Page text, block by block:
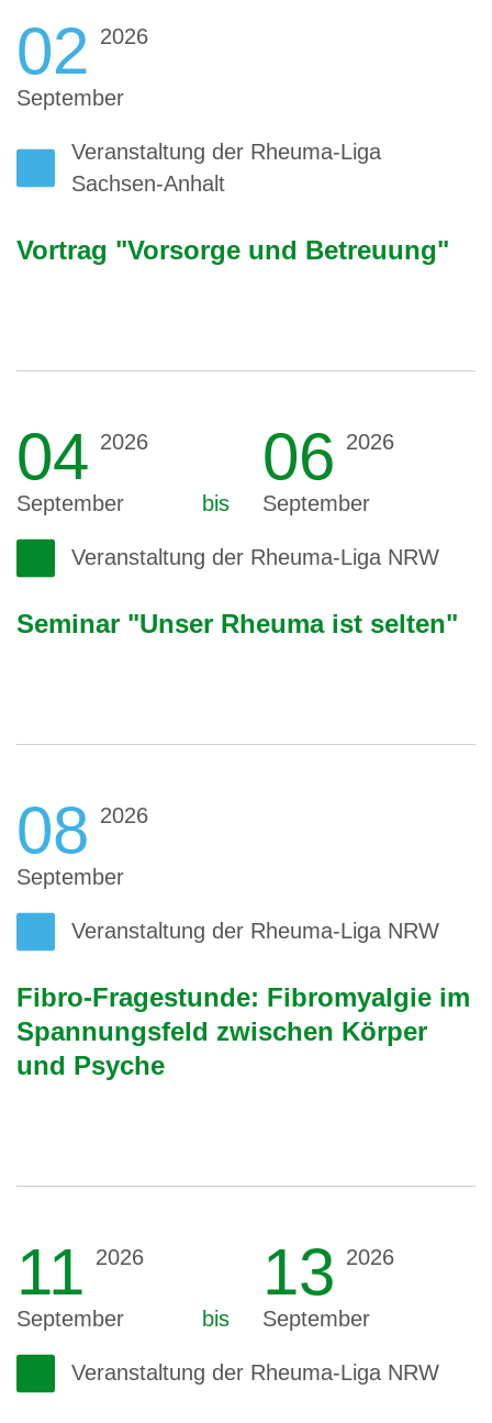
02 2026
September
Veranstaltung der Rheuma-Liga
Sachsen-Anhalt
Vortrag "Vorsorge und Betreuung"
04 2026
September bis
06 2026
September
Veranstaltung der Rheuma-Liga NRW
Seminar "Unser Rheuma ist selten"
08 2026
September
Veranstaltung der Rheuma-Liga NRW
Fibro-Fragestunde: Fibromyalgie im
Spannungsfeld zwischen Körper
und Psyche
11 2026
September bis
13 2026
September
Veranstaltung der Rheuma-Liga NRW